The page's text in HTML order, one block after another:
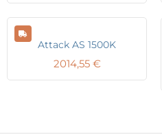
Attack AS 1500K
2014,55 €